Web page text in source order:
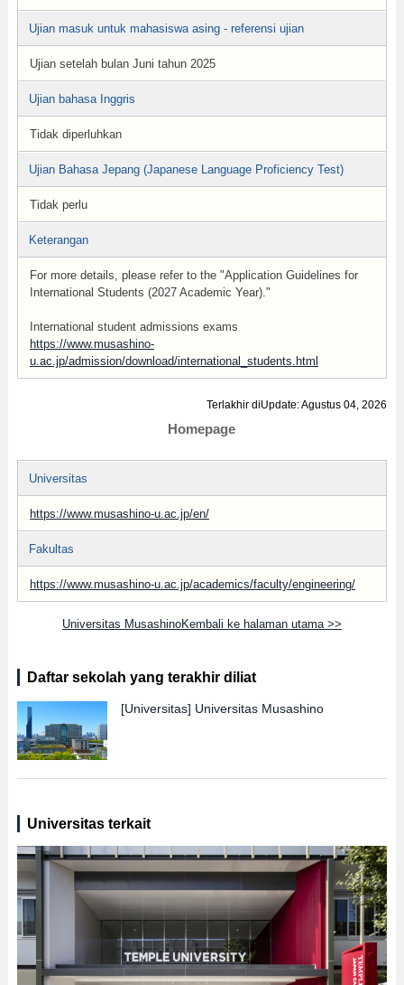
Ujian masuk untuk mahasiswa asing - referensi ujian
Ujian setelah bulan Juni tahun 2025
Ujian bahasa Inggris
Tidak diperluhkan
Ujian Bahasa Jepang (Japanese Language Proficiency Test)
Tidak perlu
Keterangan
For more details, please refer to the "Application Guidelines for
International Students (2027 Academic Year)."
International student admissions exams
https://www.musashino-
u.ac.jp/admission/download/international_students.html
Terlakhir diUpdate: Agustus 04, 2026
Homepage
Universitas
https://www.musashino-u.ac.jp/en/
Fakultas
https://www.musashino-u.ac.jp/academics/faculty/engineering/
Universitas MusashinoKembali ke halaman utama >>
Daftar sekolah yang terakhir diliat
[Universitas] Universitas Musashino
Universitas terkait